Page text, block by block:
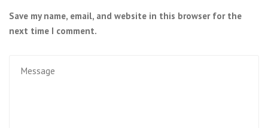
Save my name, email, and website in this browser for the
next time I comment.